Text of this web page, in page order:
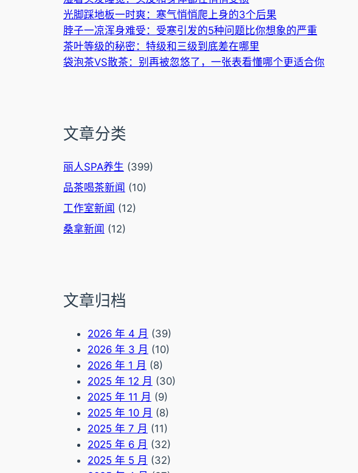
光脚踩地板一时爽：寒气悄悄爬上身的3个后果
脖子一凉浑身难受：受寒引发的5种问题比你想象的严重
茶叶等级的秘密：特级和三级到底差在哪里
袋泡茶VS散茶：别再被忽悠了，一张表看懂哪个更适合你
文章分类
丽人SPA养生 (399)
品茶喝茶新闻 (10)
工作室新闻 (12)
桑拿新闻 (12)
文章归档
2026 年 4 月 (39)
2026 年 3 月 (10)
2026 年 1 月 (8)
2025 年 12 月 (30)
2025 年 11 月 (9)
2025 年 10 月 (8)
2025 年 7 月 (11)
2025 年 6 月 (32)
2025 年 5 月 (32)